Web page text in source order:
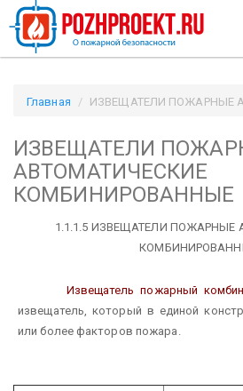
Главная
ИЗВЕЩАТЕЛИ ПОЖАРНЫЕ
ИЗВЕЩАТЕЛИ
АВТОМАТИЧЕСКИЕ
КОМБИНИРОВАННЫЕ
1.1.1.5 ИЗВЕЩАТЕЛИ ПОЖАРНЫЕ
Извещатель пожарный
извещатель, который в единой
или более факторов пожара.